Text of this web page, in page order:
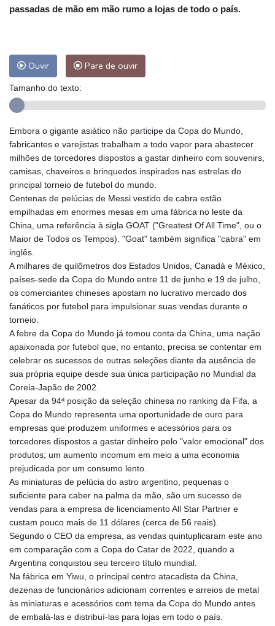
passadas de mão em mão rumo a lojas de todo o país.
Ouvir Pare de ouvir
Tamanho do texto:
Embora o gigante asiático não participe da Copa do Mundo,
fabricantes e varejistas trabalham a todo vapor para abastecer
milhões de torcedores dispostos a gastar dinheiro com souvenirs,
camisas, chaveiros e brinquedos inspirados nas estrelas do
principal torneio de futebol do mundo.
Centenas de pelúcias de Messi vestido de cabra estão
empilhadas em enormes mesas em uma fábrica no leste da
China, uma referência à sigla GOAT ("Greatest Of All Time", ou o
Maior de Todos os Tempos). "Goat" também significa "cabra" em
inglês.
A milhares de quilômetros dos Estados Unidos, Canadá e México,
países-sede da Copa do Mundo entre 11 de junho e 19 de julho,
os comerciantes chineses apostam no lucrativo mercado dos
fanáticos por futebol para impulsionar suas vendas durante o
torneio.
A febre da Copa do Mundo já tomou conta da China, uma nação
apaixonada por futebol que, no entanto, precisa se contentar em
celebrar os sucessos de outras seleções diante da ausência de
sua própria equipe desde sua única participação no Mundial da
Coreia-Japão de 2002.
Apesar da 94ª posição da seleção chinesa no ranking da Fifa, a
Copa do Mundo representa uma oportunidade de ouro para
empresas que produzem uniformes e acessórios para os
torcedores dispostos a gastar dinheiro pelo "valor emocional" dos
produtos; um aumento incomum em meio a uma economia
prejudicada por um consumo lento.
As miniaturas de pelúcia do astro argentino, pequenas o
suficiente para caber na palma da mão, são um sucesso de
vendas para a empresa de licenciamento All Star Partner e
custam pouco mais de 11 dólares (cerca de 56 reais).
Segundo o CEO da empresa, as vendas quintuplicaram este ano
em comparação com a Copa do Catar de 2022, quando a
Argentina conquistou seu terceiro título mundial.
Na fábrica em Yiwu, o principal centro atacadista da China,
dezenas de funcionários adicionam correntes e arreios de metal
às miniaturas e acessórios com tema da Copa do Mundo antes
de embalá-las e distribuí-las para lojas em todo o país.